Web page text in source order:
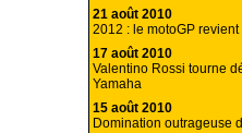
21 août 2010
2012 : le motoGP
17 août 2010
Valentino Rossi tourne
Yamaha
15 août 2010
Domination outrageuse